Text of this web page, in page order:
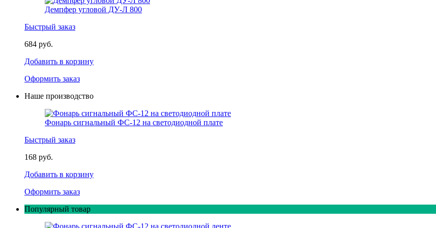
Демпфер угловой ДУ-Л 800
Быстрый заказ
684 руб.
Добавить в корзину
Оформить заказ
Наше производство
Фонарь сигнальный ФС-12 на светодиодной плате
Быстрый заказ
168 руб.
Добавить в корзину
Оформить заказ
Популярный товар